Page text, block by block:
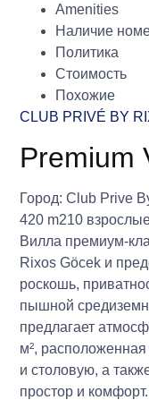
Amenities
Наличие
Политика
Стоимость
Похожие
CLUB PRIVÉ BY
Premium
Город: Club Prive
420 m210
Вилла премиум-
Rixos Göcek и
роскошь,
пышной
предлагает
м²,
и столовую, а
простор и